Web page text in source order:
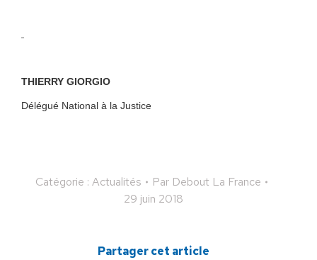
THIERRY GIORGIO
Délégué National à la Justice
Catégorie : Actualités Par Debout La France
29 juin 2018
Partager cet article